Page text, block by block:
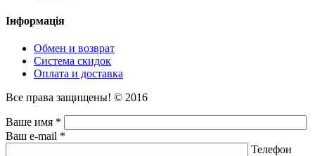
Інформація
Обмен и возврат
Система скидок
Оплата и доставка
Все права защищены! © 2016
Ваше имя *
Ваш e-mail *
Телефон